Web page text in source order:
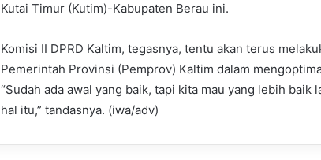
Kutai Timur (Kutim)-Kabupaten Berau ini.
Komisi II DPRD Kaltim, tegasnya, tentu akan terus
Pemerintah Provinsi (Pemprov) Kaltim dalam
“Sudah ada awal yang baik, tapi kita mau yang lebih
hal itu,” tandasnya. (iwa/adv)